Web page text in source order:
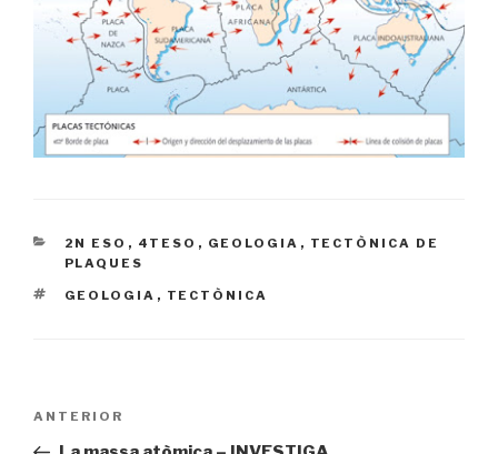
CATEGORIES
2N ESO , 4TESO , GEOLOGIA , TECTÒNICA DE
PLAQUES
ETIQUETES
GEOLOGIA , TECTÒNICA
Navegació
Entrada
prèvia
ANTERIOR